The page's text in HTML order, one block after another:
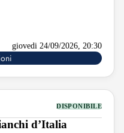
giovedi 24/09/2026, 20:30
DISPONIBILE
d’Italia